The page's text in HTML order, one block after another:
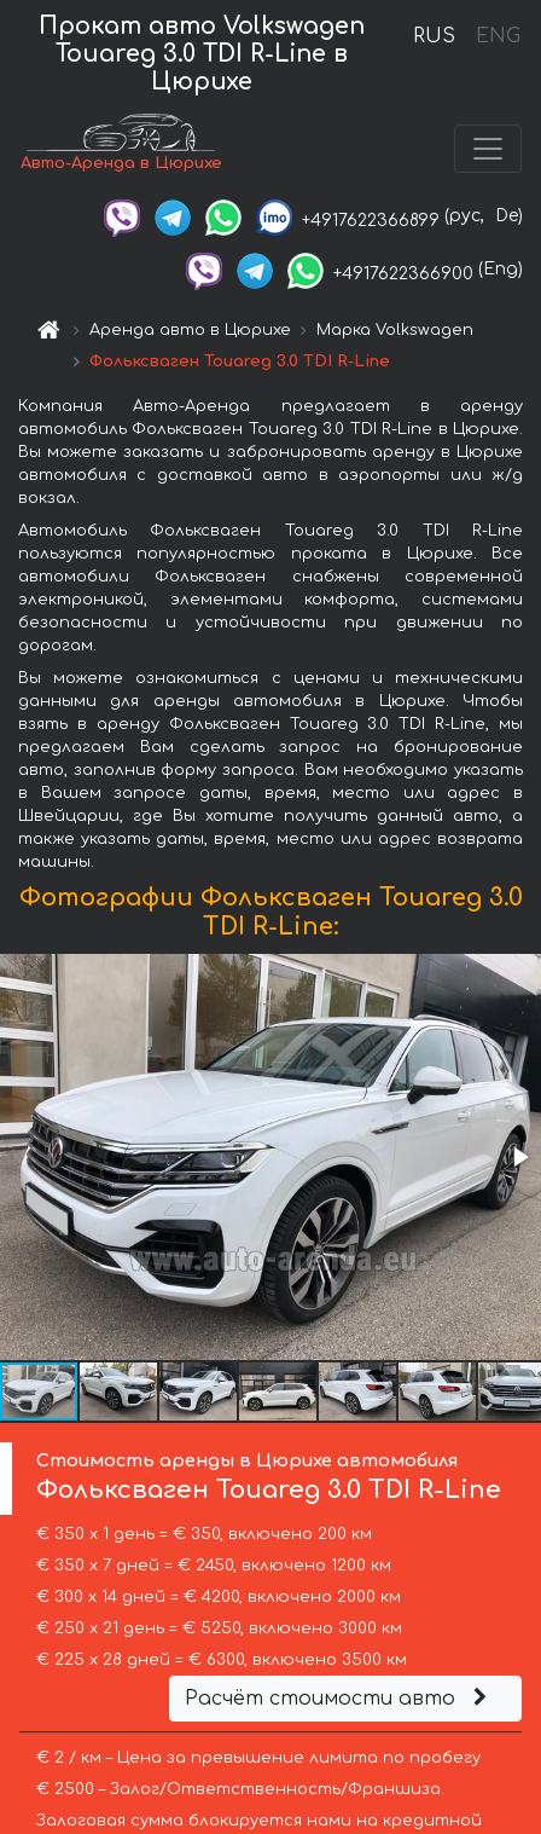
RUS ENG
Прокат авто Volkswagen
Touareg 3.0 TDI R-Line в
Цюрихе
Авто-Аренда в Цюрихе
+4917622366899 (рус, De)
+4917622366900 (Eng)
Аренда авто в Цюрихе
Марка Volkswagen
Фольксваген Touareg 3.0 TDI R-Line
Компания Авто-Аренда предлагает в аренду
автомобиль Фольксваген Touareg 3.0 TDI R-Line в Цюрихе.
Вы можете заказать и забронировать аренду в Цюрихе
автомобиля с доставкой авто в аэропорты или ж/д
вокзал.
Автомобиль Фольксваген Touareg 3.0 TDI R-Line
пользуются популярностью проката в Цюрихе. Все
автомобили Фольксваген снабжены современной
электроникой, элементами комфорта, системами
безопасности и устойчивости при движении по
дорогам.
Вы можете ознакомиться с ценами и техническими
данными для аренды автомобиля в Цюрихе. Чтобы
взять в аренду Фольксваген Touareg 3.0 TDI R-Line, мы
предлагаем Вам сделать запрос на бронирование
авто, заполнив форму запроса. Вам необходимо указать
в Вашем запросе даты, время, место или адрес в
Швейцарии, где Вы хотите получить данный авто, а
также указать даты, время, место или адрес возврата
машины.
Фотографии Фольксваген Touareg 3.0
TDI R-Line:
Стоимость аренды в Цюрихе автомобиля
Фольксваген Touareg 3.0 TDI R-Line
€ 350 х 1 день = € 350, включено 200 км
€ 350 х 7 дней = € 2450, включено 1200 км
€ 300 х 14 дней = € 4200, включено 2000 км
€ 250 х 21 день = € 5250, включено 3000 км
€ 225 х 28 дней = € 6300, включено 3500 км
Расчёт стоимости авто
€ 2 / км – Цена за превышение лимита по пробегу
€ 2500 – Залог/Ответственность/Франшиза.
Залоговая сумма блокируется нами на кредитной